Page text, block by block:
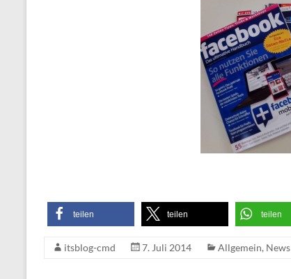
teilen teilen teilen
itsblog-cmd 7. Juli 2014 Allgemein, News